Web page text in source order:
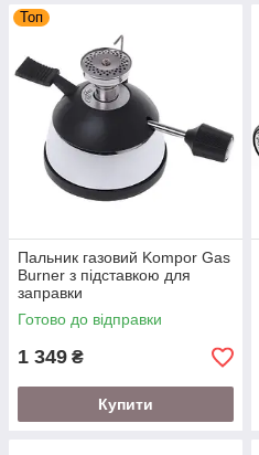
Топ
Пальник газовий Kompor Gas
Burner з підставкою для
заправки
Готово до відправки
1 349 ₴
Купити